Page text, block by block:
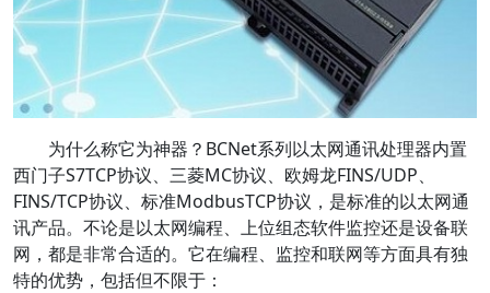
为什么称它为神器？BCNet系列以太网通讯处理器内置
西门子S7TCP协议、三菱MC协议、欧姆龙FINS/UDP、
FINS/TCP协议、标准ModbusTCP协议，是标准的以太网通
讯产品。不论是以太网编程、上位组态软件监控还是设备联
网，都是非常合适的。它在编程、监控和联网等方面具有独
特的优势，包括但不限于：